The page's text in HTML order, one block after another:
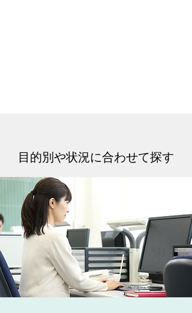
目的別や状況に合わせて探す